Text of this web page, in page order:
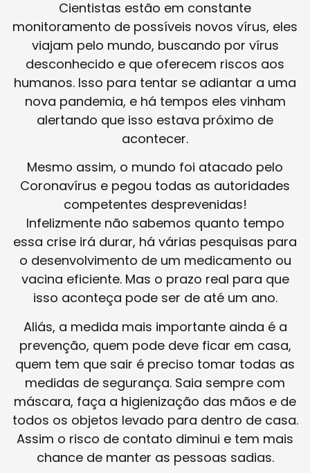
Cientistas estão em constante
monitoramento de possíveis novos vírus, eles
viajam pelo mundo, buscando por vírus
desconhecido e que oferecem riscos aos
humanos. Isso para tentar se adiantar a uma
nova pandemia, e há tempos eles vinham
alertando que isso estava próximo de
acontecer.
Mesmo assim, o mundo foi atacado pelo
Coronavírus e pegou todas as autoridades
competentes desprevenidas!
Infelizmente não sabemos quanto tempo
essa crise irá durar, há várias pesquisas para
o desenvolvimento de um medicamento ou
vacina eficiente. Mas o prazo real para que
isso aconteça pode ser de até um ano.
Aliás, a medida mais importante ainda é a
prevenção, quem pode deve ficar em casa,
quem tem que sair é preciso tomar todas as
medidas de segurança. Saia sempre com
máscara, faça a higienização das mãos e de
todos os objetos levado para dentro de casa.
Assim o risco de contato diminui e tem mais
chance de manter as pessoas sadias.